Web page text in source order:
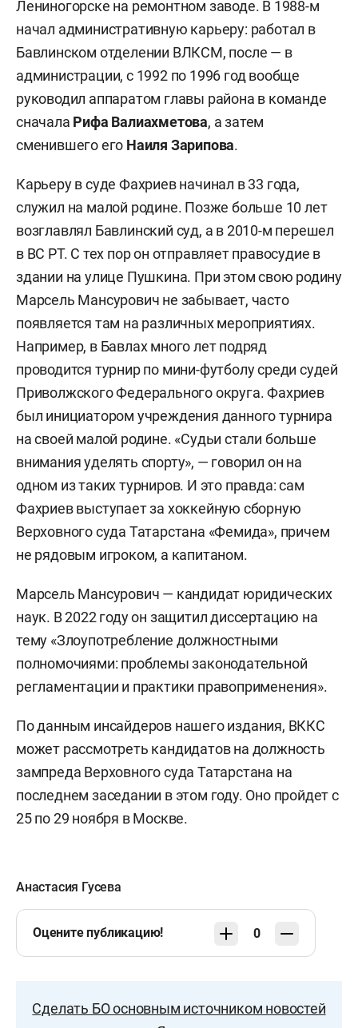
Лениногорске на ремонтном заводе. В 1988-м
начал административную карьеру: работал в
Бавлинском отделении ВЛКСМ, после — в
администрации, с 1992 по 1996 год вообще
руководил аппаратом главы района в команде
сначала Рифа Валиахметова, а затем
сменившего его Наиля Зарипова.
Карьеру в суде Фахриев начинал в 33 года,
служил на малой родине. Позже больше 10 лет
возглавлял Бавлинский суд, а в 2010-м перешел
в ВС РТ. С тех пор он отправляет правосудие в
здании на улице Пушкина. При этом свою родину
Марсель Мансурович не забывает, часто
появляется там на различных мероприятиях.
Например, в Бавлах много лет подряд
проводится турнир по мини-футболу среди судей
Приволжского Федерального округа. Фахриев
был инициатором учреждения данного турнира
на своей малой родине. «Судьи стали больше
внимания уделять спорту», — говорил он на
одном из таких турниров. И это правда: сам
Фахриев выступает за хоккейную сборную
Верховного суда Татарстана «Фемида», причем
не рядовым игроком, а капитаном.
Марсель Мансурович — кандидат юридических
наук. В 2022 году он защитил диссертацию на
тему «Злоупотребление должностными
полномочиями: проблемы законодательной
регламентации и практики правоприменения».
По данным инсайдеров нашего издания, ВККС
может рассмотреть кандидатов на должность
зампреда Верховного суда Татарстана на
последнем заседании в этом году. Оно пройдет с
25 по 29 ноября в Москве.
Анастасия Гусева
Оцените публикацию! 0
Сделать БО основным источником новостей